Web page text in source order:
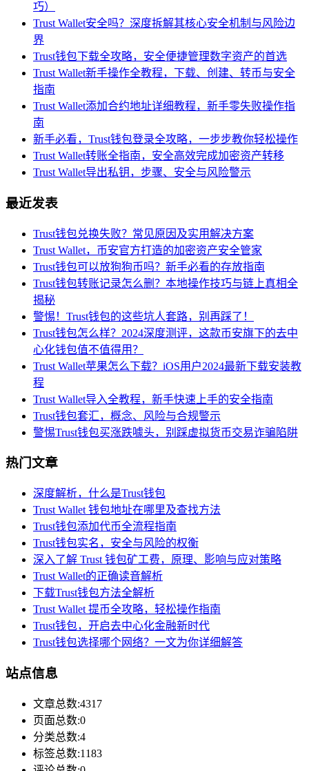
巧）
Trust Wallet安全吗？深度拆解其核心安全机制与风险边
界
Trust钱包下载全攻略，安全便捷管理数字资产的首选
Trust Wallet新手操作全教程，下载、创建、转币与安全
指南
Trust Wallet添加合约地址详细教程，新手零失败操作指
南
新手必看，Trust钱包登录全攻略，一步步教你轻松操作
Trust Wallet转账全指南，安全高效完成加密资产转移
Trust Wallet导出私钥，步骤、安全与风险警示
最近发表
Trust钱包兑换失败？常见原因及实用解决方案
Trust Wallet，币安官方打造的加密资产安全管家
Trust钱包可以放狗狗币吗？新手必看的存放指南
Trust钱包转账记录怎么删？本地操作技巧与链上真相全
揭秘
警惕！Trust钱包的这些坑人套路，别再踩了！
Trust钱包怎么样？2024深度测评，这款币安旗下的去中
心化钱包值不值得用？
Trust Wallet苹果怎么下载？iOS用户2024最新下载安装教
程
Trust Wallet导入全教程，新手快速上手的安全指南
Trust钱包套汇，概念、风险与合规警示
警惕Trust钱包买涨跌噱头，别踩虚拟货币交易诈骗陷阱
热门文章
深度解析，什么是Trust钱包
Trust Wallet 钱包地址在哪里及查找方法
Trust钱包添加代币全流程指南
Trust钱包实名，安全与风险的权衡
深入了解 Trust 钱包矿工费，原理、影响与应对策略
Trust Wallet的正确读音解析
下载Trust钱包方法全解析
Trust Wallet 提币全攻略，轻松操作指南
Trust钱包，开启去中心化金融新时代
Trust钱包选择哪个网络？一文为你详细解答
站点信息
文章总数:4317
页面总数:0
分类总数:4
标签总数:1183